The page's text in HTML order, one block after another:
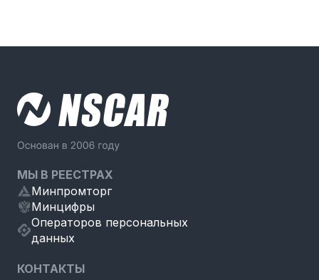
МЫ В РЕЕСТРАХ
Минпромторг
Минцифры
Операторов персональных
данных
КОНТАКТЫ